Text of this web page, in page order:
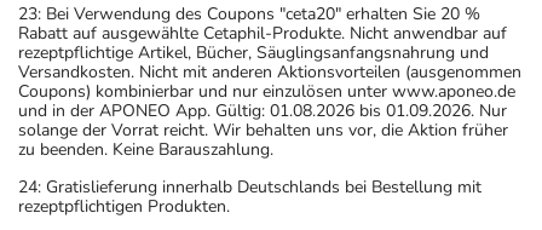
23: Bei Verwendung des Coupons "ceta20" erhalten Sie 20 %
Rabatt auf ausgewählte Cetaphil-Produkte. Nicht anwendbar auf
rezeptpflichtige Artikel, Bücher, Säuglingsanfangsnahrung und
Versandkosten. Nicht mit anderen Aktionsvorteilen (ausgenommen
Coupons) kombinierbar und nur einzulösen unter www.aponeo.de
und in der APONEO App. Gültig: 01.08.2026 bis 01.09.2026. Nur
solange der Vorrat reicht. Wir behalten uns vor, die Aktion früher
zu beenden. Keine Barauszahlung.
24: Gratislieferung innerhalb Deutschlands bei Bestellung mit
rezeptpflichtigen Produkten.